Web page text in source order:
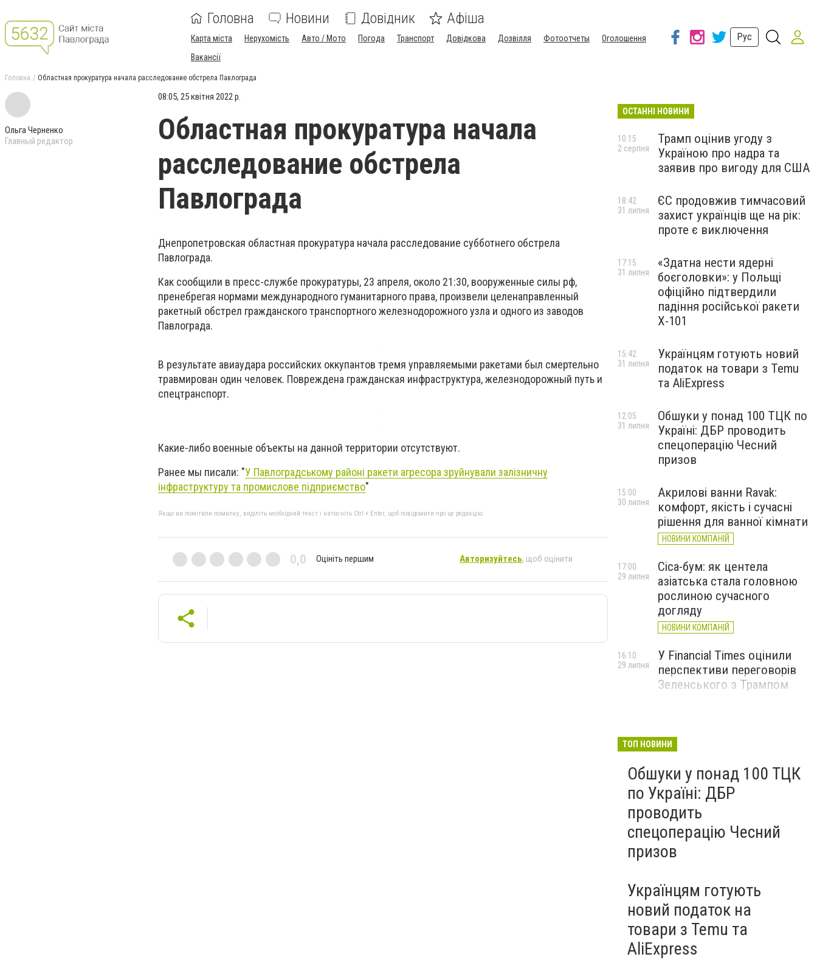
Головна Новини Довідник Афіша
Карта міста Нерухомість Авто / Мото Погода Транспорт Довідкова Дозвілля Фотоотчеты
Оголошення
Вакансії
Рус
Головна Областная прокуратура начала расследование обстрела Павлограда
Ольга Черненко
Главный редактор
08:05, 25 квітня 2022 р.
Областная прокуратура начала
расследование обстрела
Павлограда
Днепропетровская областная прокуратура начала расследование субботнего обстрела
Павлограда.
Как сообщили в пресс-службе прокуратуры, 23 апреля, около 21:30, вооруженные силы рф,
пренебрегая нормами международного гуманитарного права, произвели целенаправленный
ракетный обстрел гражданского транспортного железнодорожного узла и одного из заводов
Павлограда.
В результате авиаудара российских оккупантов тремя управляемыми ракетами был смертельно
травмирован один человек. Повреждена гражданская инфраструктура, железнодорожный путь и
спецтранспорт.
Какие-либо военные объекты на данной территории отсутствуют.
Ранее мы писали: "У Павлоградському районі ракети агресора зруйнували залізничну
інфраструктуру та промислове підприємство"
Якщо ви помітили помилку, виділіть необхідний текст і натисніть Ctrl + Enter, щоб повідомити про це редакцію
0,0 Оцініть першим Авторизуйтесь, щоб оцінити
ОСТАННІ НОВИНИ
Трамп оцінив угоду з
Україною про надра та
заявив про вигоду для США
10:15
2 серпня
ЄС продовжив тимчасовий
захист українців ще на рік:
проте є виключення
18:42
31 липня
«Здатна нести ядерні
боєголовки»: у Польщі
офіційно підтвердили
падіння російської ракети
Х-101
17:15
31 липня
Українцям готують новий
податок на товари з Temu
та AliExpress
15:42
31 липня
Обшуки у понад 100 ТЦК по
Україні: ДБР проводить
спецоперацію Чесний
призов
12:05
31 липня
Акрилові ванни Ravak:
комфорт, якість і сучасні
рішення для ванної кімнати
НОВИНИ КОМПАНІЙ
15:00
30 липня
Cica-бум: як центела
азіатська стала головною
рослиною сучасного
догляду
НОВИНИ КОМПАНІЙ
17:00
29 липня
У Financial Times оцінили
перспективи переговорів
Зеленського з Трампом
16:10
29 липня
ТОП НОВИНИ
Обшуки у понад 100 ТЦК
по Україні: ДБР
проводить
спецоперацію Чесний
призов
Українцям готують
новий податок на
товари з Temu та
AliExpress